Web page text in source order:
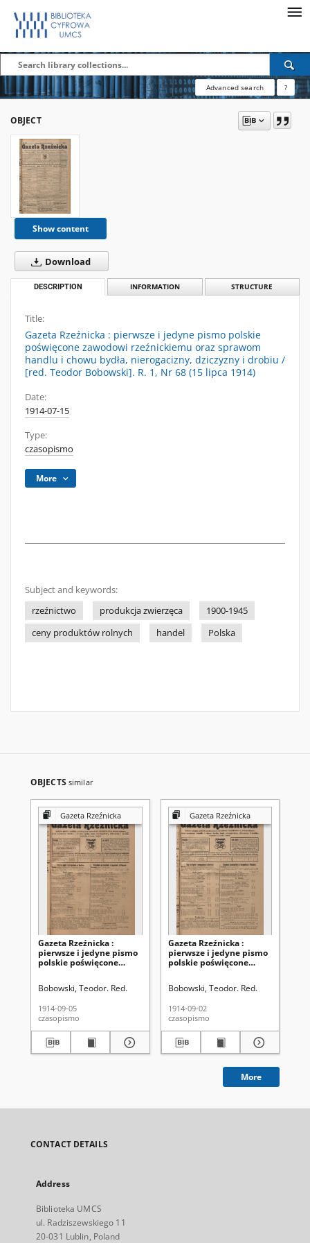
Advanced search ?
OBJECT
Show content
Download
DESCRIPTION INFORMATION STRUCTURE
Title:
Gazeta Rzeźnicka : pierwsze i jedyne pismo polskie
poświęcone zawodowi rzeźnickiemu oraz sprawom
handlu i chowu bydła, nierogacizny, dziczyzny i drobiu /
[red. Teodor Bobowski]. R. 1, Nr 68 (15 lipca 1914)
Date:
1914-07-15
Type:
czasopismo
More
Subject and keywords:
rzeźnictwo
produkcja zwierzęca
1900-1945
ceny produktów rolnych
handel Polska
OBJECTS similar
Gazeta Rzeźnicka
Gazeta Rzeźnicka :
pierwsze i jedyne pismo
polskie poświęcone
chowu bydła,
drobiu / [red. Teodor
Bobowski]. R. 1, Nr 83 (5
września 1914)
Bobowski, Teodor. Red.
1914-09-05
czasopismo
Gazeta Rzeźnicka
Gazeta Rzeźnicka :
pierwsze i jedyne pismo
polskie poświęcone
chowu bydła,
drobiu / [red. Teodor
Bobowski]. R. 1, Nr 82 (2
września 1914)
Bobowski, Teodor. Red.
1914-09-02
czasopismo
More
CONTACT DETAILS
Address
Biblioteka UMCS
ul. Radziszewskiego 11
20-031 Lublin, Poland